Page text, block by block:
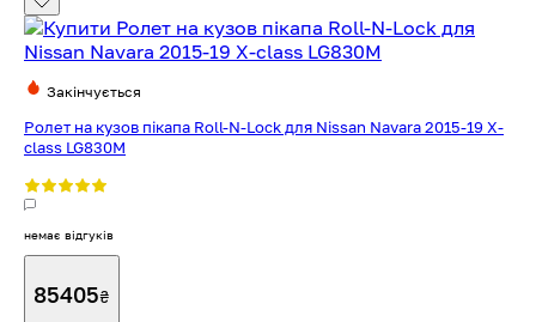
Закінчується
Ролет на кузов пікапа Roll-N-Lock для Nissan Navara 2015-19 X-
class LG830M
немає відгуків
85405₴